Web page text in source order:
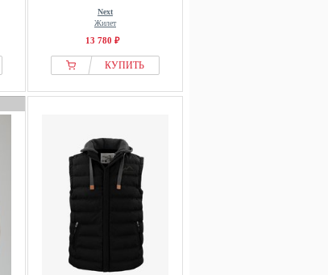
Next
Жилет
13 780 ₽
КУПИТЬ